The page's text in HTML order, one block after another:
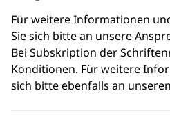
Für weitere Informationen
Sie sich bitte an unsere
Bei Subskription der
Konditionen. Für weitere
sich bitte ebenfalls an